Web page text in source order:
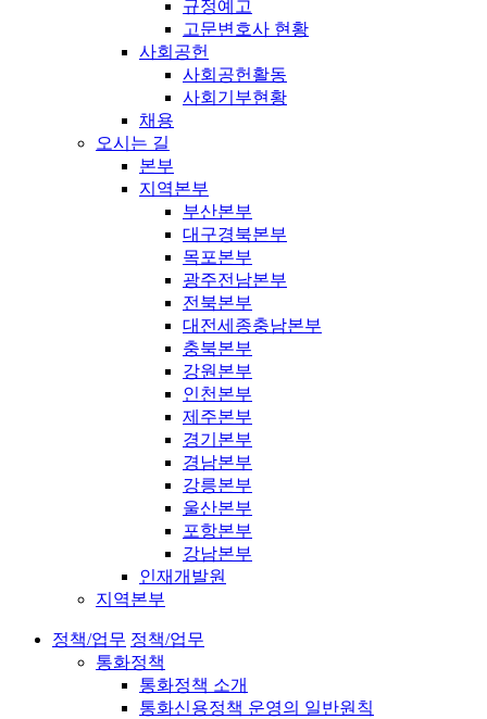
규정예고
고문변호사 현황
사회공헌
사회공헌활동
사회기부현황
채용
오시는 길
본부
지역본부
부산본부
대구경북본부
목포본부
광주전남본부
전북본부
대전세종충남본부
충북본부
강원본부
인천본부
제주본부
경기본부
경남본부
강릉본부
울산본부
포항본부
강남본부
인재개발원
지역본부
정책/업무 정책/업무
통화정책
통화정책 소개
통화신용정책 운영의 일반원칙